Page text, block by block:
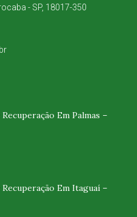
- SP, 18017-350
Em Palmas –
Em Itaguaí –